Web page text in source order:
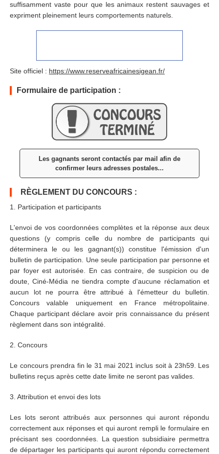
suffisamment vaste pour que les animaux restent sauvages et
expriment pleinement leurs comportements naturels.
Site officiel : https://www.reserveafricainesigean.fr/
Formulaire de participation :
Les gagnants seront contactés par mail afin de
confirmer leurs adresses postales...
RÈGLEMENT DU CONCOURS :
1. Participation et participants
L'envoi de vos coordonnées complètes et la réponse aux deux
questions (y compris celle du nombre de participants qui
déterminera le ou les gagnant(s)) constitue l'émission d'un
bulletin de participation. Une seule participation par personne et
par foyer est autorisée. En cas contraire, de suspicion ou de
doute, Ciné-Média ne tiendra compte d'aucune réclamation et
aucun lot ne pourra être attribué à l'émetteur du bulletin.
Concours valable uniquement en France métropolitaine.
Chaque participant déclare avoir pris connaissance du présent
règlement dans son intégralité.
2. Concours
Le concours prendra fin le 31 mai 2021 inclus soit à 23h59. Les
bulletins reçus après cette date limite ne seront pas valides.
3. Attribution et envoi des lots
Les lots seront attribués aux personnes qui auront répondu
correctement aux réponses et qui auront rempli le formulaire en
précisant ses coordonnées. La question subsidiaire permettra
de départager les participants qui auront répondu correctement